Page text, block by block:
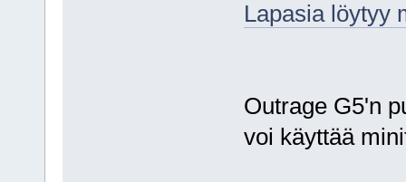
Lapasia löytyy
Outrage G5'n
voi käyttää